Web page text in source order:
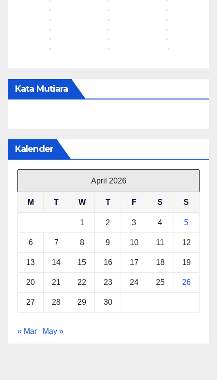
Kata Mutiara
Kalender
April 2026
M T W T F S S
1 2 3 4 5
6 7 8 9 10 11 12
13 14 15 16 17 18 19
20 21 22 23 24 25 26
27 28 29 30
« Mar May »